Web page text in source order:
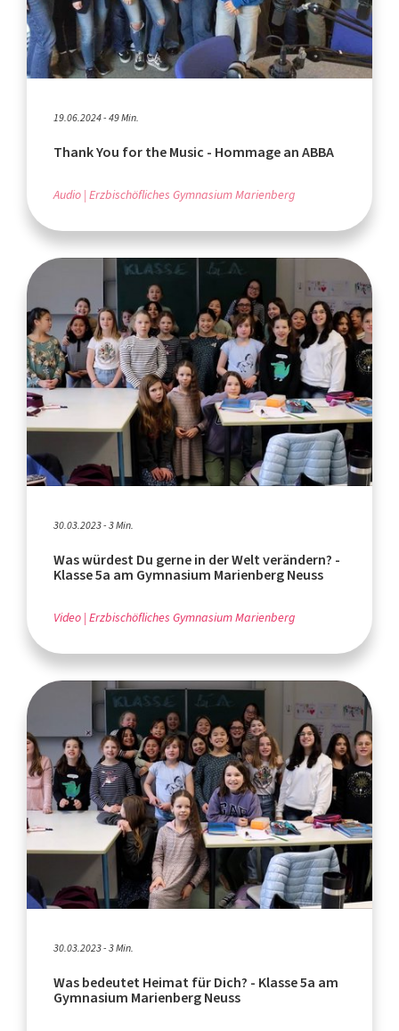
19.06.2024 - 49 Min.
Thank You for the Music - Hommage an ABBA
Audio Erzbischöfliches Gymnasium Marienberg
30.03.2023 - 3 Min.
Was würdest Du gerne in der Welt verändern? -
Klasse 5a am Gymnasium Marienberg Neuss
Video Erzbischöfliches Gymnasium Marienberg
30.03.2023 - 3 Min.
Was bedeutet Heimat für Dich? - Klasse 5a am
Gymnasium Marienberg Neuss